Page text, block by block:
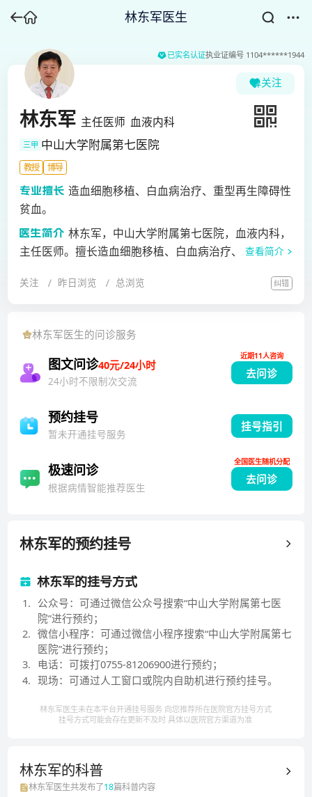
林东军医生
已实名认证执业证编号 1104******1944
关注
林东军 主任医师 血液内科
三甲 中山大学附属第七医院
教授 博导
造血细胞移植、白血病治疗、重型再生障碍性
贫血。
林东军，中山大学附属第七医院，血液内科，
主任医师。擅长造血细胞移植、白血病治疗、重型再生
查看简介
关注 昨日浏览 总浏览 纠错
林东军医生的问诊服务
图文问诊40元/24小时
24小时不限制次交流
去问诊
近期11人咨询
预约挂号
暂未开通挂号服务
挂号指引
极速问诊
根据病情智能推荐医生
去问诊
全国医生随机分配
林东军的预约挂号
林东军的挂号方式
1. 公众号：可通过微信公众号搜索“中山大学附属第七医
院”进行预约；
2. 微信小程序：可通过微信小程序搜索“中山大学附属第七
医院”进行预约；
3. 电话：可拨打0755-81206900进行预约；
4. 现场：可通过人工窗口或院内自助机进行预约挂号。
林东军医生未在本平台开通挂号服务 向您推荐所在医院官方挂号方式
挂号方式可能会存在更新不及时 具体以医院官方渠道为准
林东军的科普
林东军医生共发布了18篇科普内容